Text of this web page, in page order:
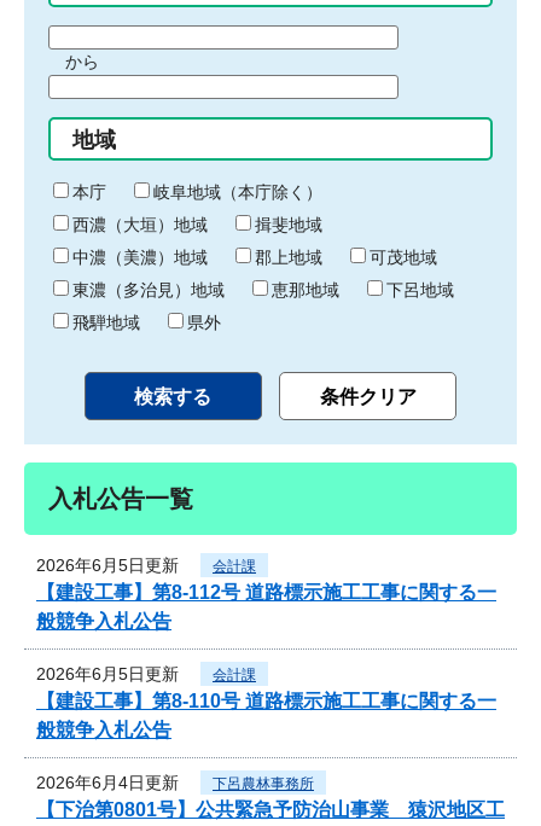
間
始
り
から
間
終
わ
り
地域
本庁
岐阜地域（本庁除く）
西濃（大垣）地域
揖斐地域
中濃（美濃）地域
郡上地域
可茂地域
東濃（多治見）地域
恵那地域
下呂地域
飛騨地域
県外
入札公告一覧
2026年6月5日更新 会計課
【建設工事】第8-112号 道路標示施工工事に関する一
般競争入札公告
2026年6月5日更新 会計課
【建設工事】第8-110号 道路標示施工工事に関する一
般競争入札公告
2026年6月4日更新 下呂農林事務所
【下治第0801号】公共緊急予防治山事業 猿沢地区工